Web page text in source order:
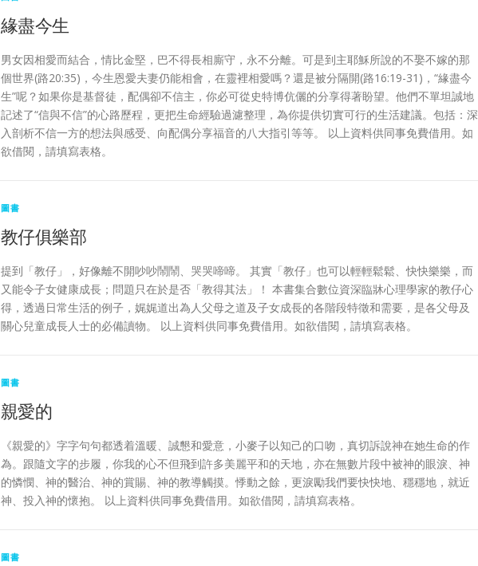
緣盡今生
男女因相愛而結合，情比金堅，巴不得長相廝守，永不分離。可是到主耶穌所說的不娶不嫁的那
個世界(路20:35)，今生恩愛夫妻仍能相會，在靈裡相愛嗎？還是被分隔開(路16:19-31)，“緣盡今
生”呢？如果你是基督徒，配偶卻不信主，你必可從史特博伉儷的分享得著盼望。他們不單坦誠地
記述了“信與不信”的心路歷程，更把生命經驗過濾整理，為你提供切實可行的生活建議。包括：深
入剖析不信一方的想法與感受、向配偶分享福音的八大指引等等。 以上資料供同事免費借用。如
欲借閱，請填寫表格。
圖書
教仔俱樂部
提到「教仔」，好像離不開吵吵鬧鬧、哭哭啼啼。 其實「教仔」也可以輕輕鬆鬆、快快樂樂，而
又能令子女健康成長；問題只在於是否「教得其法」！ 本書集合數位資深臨牀心理學家的教仔心
得，透過日常生活的例子，娓娓道出為人父母之道及子女成長的各階段特徵和需要，是各父母及
關心兒童成長人士的必備讀物。 以上資料供同事免費借用。如欲借閱，請填寫表格。
圖書
親愛的
《親愛的》字字句句都透着溫暖、誠懇和愛意，小麥子以知己的口吻，真切訴說神在她生命的作
為。跟隨文字的步履，你我的心不但飛到許多美麗平和的天地，亦在無數片段中被神的眼淚、神
的憐憫、神的醫治、神的賞賜、神的教導觸摸。悸動之餘，更淚勵我們要快快地、穩穩地，就近
神、投入神的懷抱。 以上資料供同事免費借用。如欲借閱，請填寫表格。
圖書